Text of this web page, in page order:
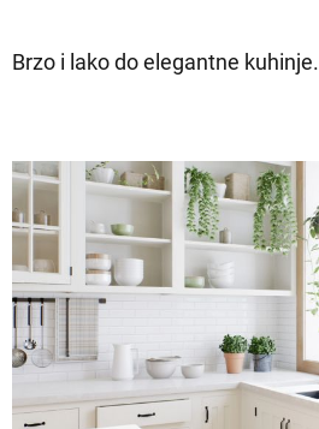
Brzo i lako do elegantne kuhinje.